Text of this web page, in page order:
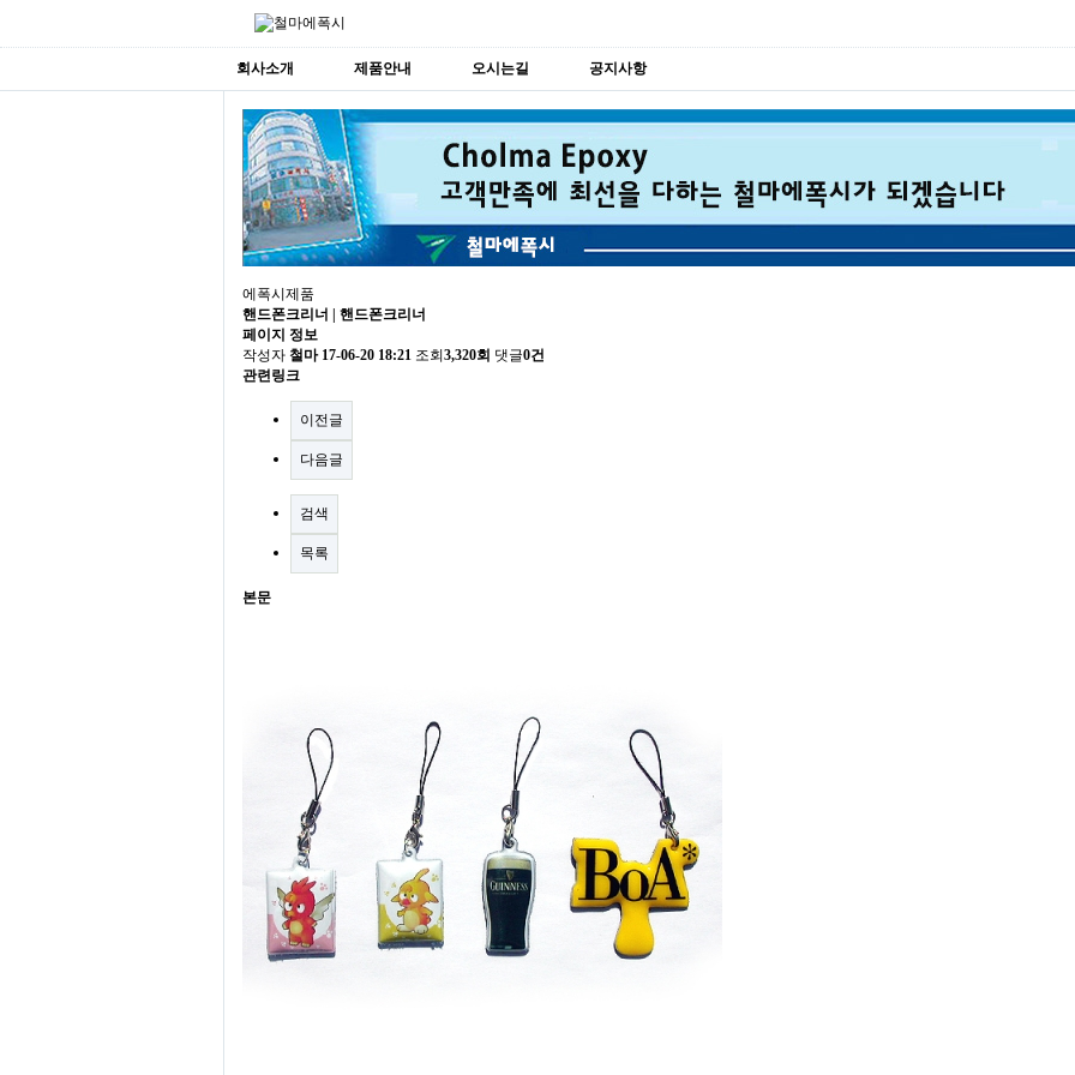
회사소개 제품안내 오시는길 공지사항
에폭시제품
핸드폰크리너 | 핸드폰크리너
페이지 정보
작성자 철마 17-06-20 18:21 조회 3,320회 댓글0건
관련링크
이전글
다음글
검색
목록
본문